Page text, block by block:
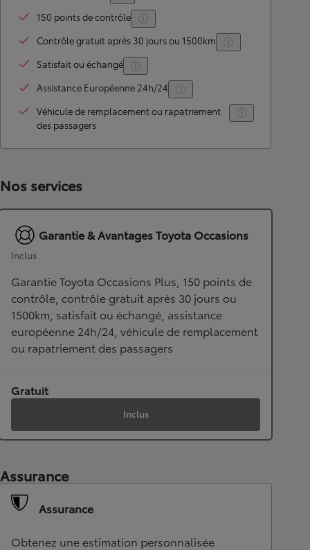
150 points de contrôle
Contrôle gratuit après 30 jours ou 1500km
Satisfait ou échangé
Assistance Européenne 24h/24
Véhicule de remplacement ou rapatriement
des passagers
Nos services
Garantie & Avantages Toyota Occasions
Inclus
Garantie Toyota Occasions Plus, 150 points de
contrôle, contrôle gratuit après 30 jours ou
1500km, satisfait ou échangé, assistance
européenne 24h/24, véhicule de remplacement
ou rapatriement des passagers
Gratuit
Inclus
Assurance
Assurance
Obtenez une estimation personnalisée